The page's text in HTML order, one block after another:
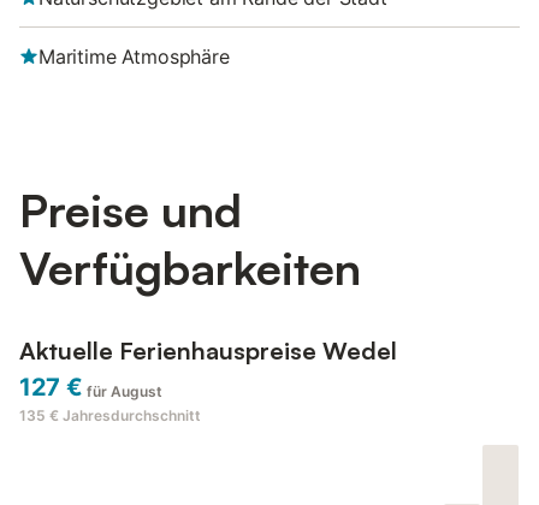
Maritime Atmosphäre
Preise und
Verfügbarkeiten
Aktuelle Ferienhauspreise Wedel
127 € für August
135 € Jahresdurchschnitt